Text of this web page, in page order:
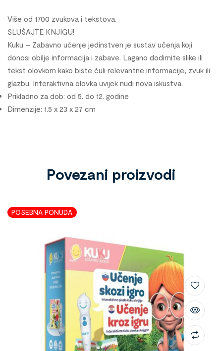
Više od 1700 zvukova i tekstova.
SLUŠAJTE KNJIGU!
Kuku – Zabavno učenje jedinstven je sustav učenja koji
donosi obilje informacija i zabave. Lagano dodirnite slike ili
tekst olovkom kako biste čuli relevantne informacije, zvuk ili
glazbu. Interaktivna olovka uvijek nudi nova iskustva.
Prikladno za dob: od 5. do 12. godine
Dimenzije: 1.5 x 23 x 27 cm
Povezani proizvodi
POSEBNA PONUDA